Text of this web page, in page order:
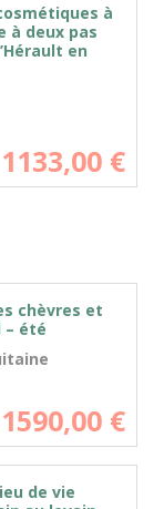
à
à deux pas
en
1133,00 €
chèvres et
– été
1590,00 €
de vie